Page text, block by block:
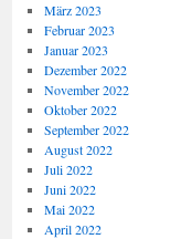
März 2023
Februar 2023
Januar 2023
Dezember 2022
November 2022
Oktober 2022
September 2022
August 2022
Juli 2022
Juni 2022
Mai 2022
April 2022